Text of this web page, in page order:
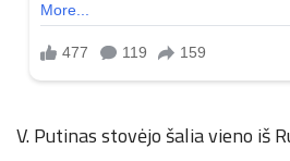
V. Putinas stovėjo šalia vieno iš